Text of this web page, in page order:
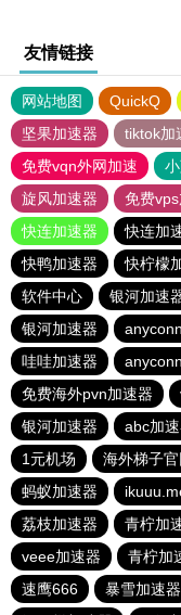
友情链接
网站地图 QuickQ
坚果加速器
tiktok加
免费vqn外网加速
旋风加速器
免费
快连加速器
快连加
快鸭加速器
快柠檬
软件中心
银河加速
银河加速器
哇哇加速器
免费海外pvn加速器
银河加速器
abc加
1元机场
海外梯子官
蚂蚁加速器
荔枝加速器
青柠加
veee加速器
青柠加
速鹰666
暴雪加速器